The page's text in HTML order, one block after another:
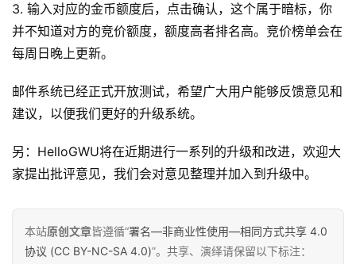
原
专
栏
3. 输入对应的金币额度后，点击确认，这个属于暗标，你
并不知道对方的竞价额度，额度高者排名高。竞价榜单会在
每周日晚上更新。
邮件系统已经正式开放测试，希望广大用户能够反馈意见和
建议，以便我们更好的升级系统。
另：HelloGWU将在近期进行一系列的升级和改进，欢迎大
家提出批评意见，我们会对意见整理并加入到升级中。
本站原创文章皆遵循“署名—非商业性使用—相同方式共享 4.0
协议 (CC BY-NC-SA 4.0)”。共享、演绎请保留以下标注：